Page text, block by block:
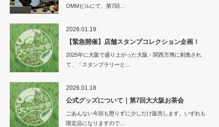
OMMビルにて、第7回…
2026.01.19
【緊急開催】店舗スタンプコレクション企画！
2025年に大阪で盛り上がった大阪・関西万博に刺激され
て、「スタンプラリーと…
2026.01.18
公式グッズについて｜第7回大大阪お茶会
ごあんない今回も懲りずに少しだけ販売します。いずれも
限定品になりますので…